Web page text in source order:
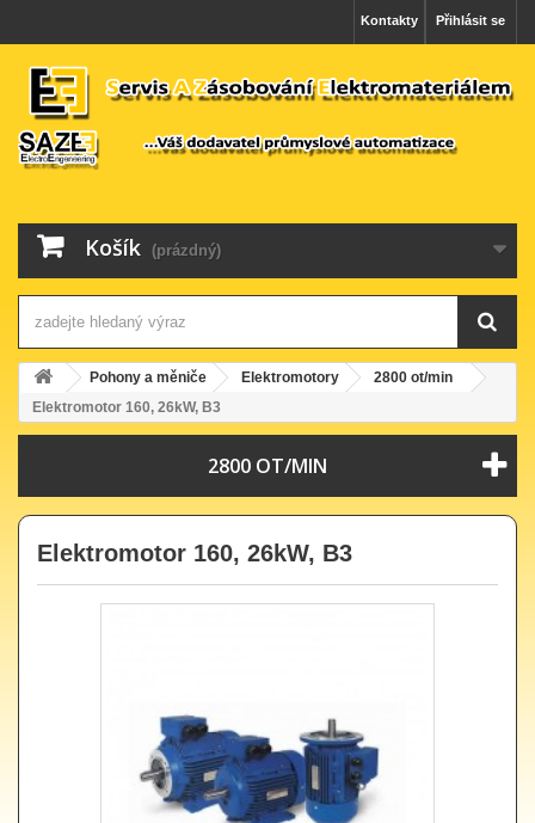
Přihlásit se
Kontakty
Košík (prázdný)
Pohony a měniče Elektromotory
2800 ot/min
Elektromotor 160, 26kW, B3
2800 OT/MIN
Elektromotor 160, 26kW, B3